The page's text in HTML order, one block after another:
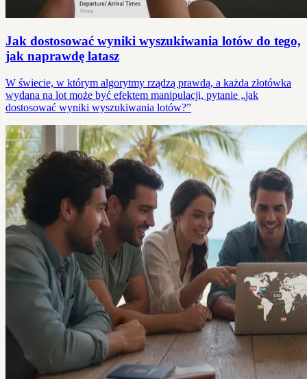
Jak dostosować wyniki wyszukiwania lotów do tego,
jak naprawdę latasz
W świecie, w którym algorytmy rządzą prawdą, a każda złotówka
wydana na lot może być efektem manipulacji, pytanie „jak
dostosować wyniki wyszukiwania lotów?”